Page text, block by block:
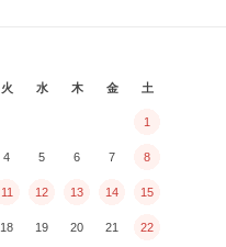
火 水 木 金 土
1
4 5 6 7 8
11 12 13 14 15
18 19 20 21 22